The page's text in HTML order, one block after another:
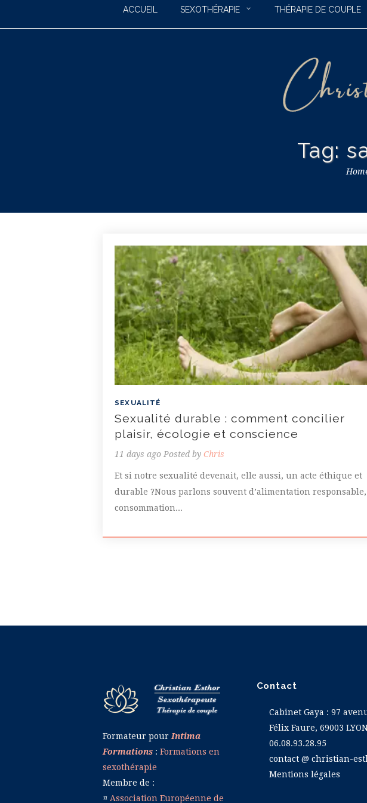
ACCUEIL SEXOTHÉRAPIE THÉRAPIE DE COUPLE
Tag:
SEXUALITÉ
Sexualité durable : comment concilier
plaisir, écologie et conscience
11 days ago Posted by Chris
Et si notre sexualité devenait, elle aussi, un acte éthique et
durable ?Nous parlons souvent d’alimentation responsable,
consommation...
Formateur pour Intima
Formations : Formations en
sexothérapie
Membre de :
¤ Association Européenne de
Contact
Cabinet Gaya : 97
Félix Faure, 69003
06.08.93.28.95
contact @ christian-
Mentions légales